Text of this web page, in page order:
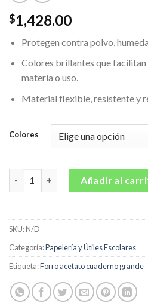
$1,428.00
Protegen contra polvo,
Colores brillantes que
materia o uso.
Material flexible, resistente y
Colores
Añadir al
SKU:N/D
Categoría:Papelería y Útiles Escolares
Etiqueta:Forro acetato cuaderno grande